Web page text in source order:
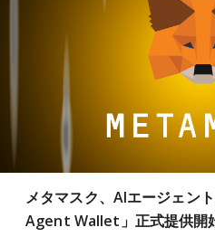
メタマスク、AIエージェン
Agent Wallet」正式提供開